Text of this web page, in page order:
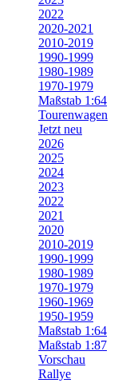
2022
2020-2021
2010-2019
1990-1999
1980-1989
1970-1979
Maßstab 1:64
Tourenwagen
Jetzt neu
2026
2025
2024
2023
2022
2021
2020
2010-2019
1990-1999
1980-1989
1970-1979
1960-1969
1950-1959
Maßstab 1:64
Maßstab 1:87
Vorschau
Rallye